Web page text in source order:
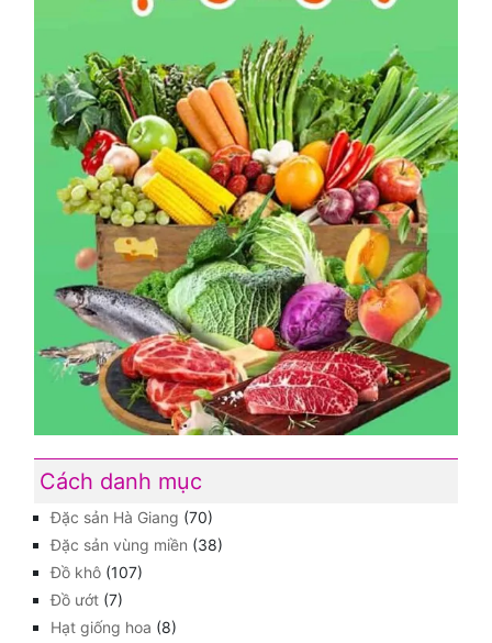
Cách danh mục
Đặc sản Hà Giang (70)
Đặc sản vùng miền (38)
Đồ khô (107)
Đồ ướt (7)
Hạt giống hoa (8)